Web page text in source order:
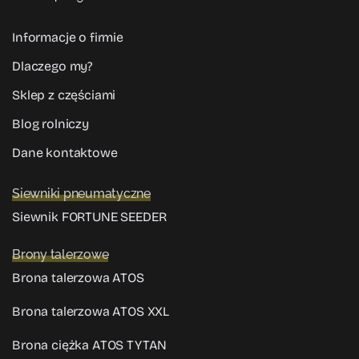
Informacje o firmie
Dlaczego my?
Sklep z częściami
Blog rolniczy
Dane kontaktowe
Siewniki pneumatyczne
Siewnik FORTUNE SEEDER
Brony talerzowe
Brona talerzowa ATOS
Brona talerzowa ATOS XXL
Brona ciężka ATOS TYTAN